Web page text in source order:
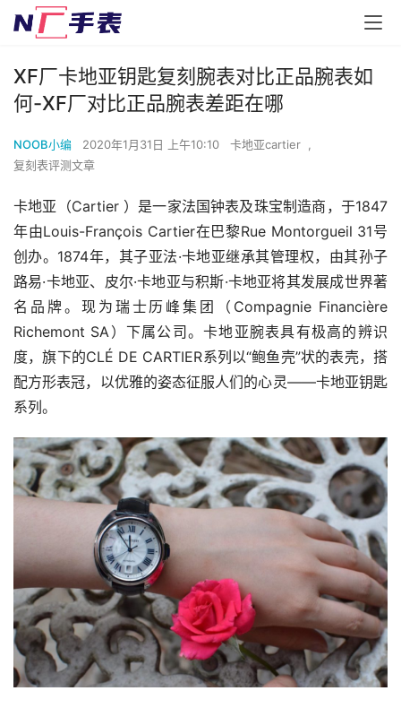
XF厂卡地亚钥匙复刻腕表对比正品腕表如
何-XF厂对比正品腕表差距在哪
NOOB小编 2020年1月31日 上午10:10 卡地亚cartier
复刻表评测文章
卡地亚（Cartier ）是一家法国钟表及珠宝制造商，于1847
年由Louis-François Cartier在巴黎Rue Montorgueil 31号
创办。1874年，其子亚法·卡地亚继承其管理权，由其孙子
路易·卡地亚、皮尔·卡地亚与积斯·卡地亚将其发展成世界著
名品牌。现为瑞士历峰集团（Compagnie Financière
Richemont SA）下属公司。卡地亚腕表具有极高的辨识
度，旗下的CLÉ DE CARTIER系列以“鲍鱼壳”状的表壳，搭
配方形表冠，以优雅的姿态征服人们的心灵——卡地亚钥匙
系列。